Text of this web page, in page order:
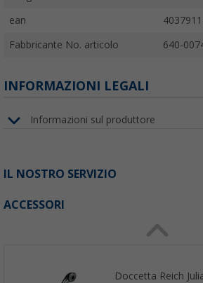
ean
Fabbricante No. articolo 640-
INFORMAZIONI LEGALI
Informazioni sul produttore
IL NOSTRO SERVIZIO
ACCESSORI
Doccetta Reich